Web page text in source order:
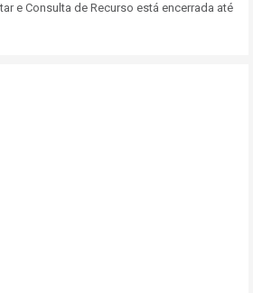
e Consulta de Recurso está encerrada até